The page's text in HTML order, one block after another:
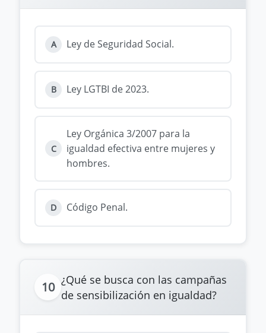
A Ley de Seguridad Social.
B Ley LGTBI de 2023.
C
Ley Orgánica 3/2007 para la
igualdad efectiva entre mujeres y
hombres.
D Código Penal.
10 ¿Qué se busca con las campañas
de sensibilización en igualdad?